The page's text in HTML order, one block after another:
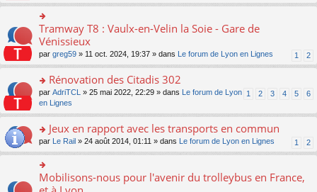
s
ult
er
le
m
e
s
s
g
o
n
lu
le
pl
u
o
n
ult
er
le
m
e
s
a
g
e
n
o
n
Tramway T8 : Vaulx-en-Velin la Soie - Gare de
Vénissieux
1 2
par greg59 » 11 oct. 2024, 19:37 » dans Le forum de Lyon en Lignes
o
n
s
er
le
m
e
s
s
Rénovation des Citadis 302
1 2 3 4 5 6
par AdriTCL » 25 mai 2022, 22:29 » dans
Le forum de Lyon
en Lignes
o
n
s
ult
er
Jeux en rapport avec les transports en commun
1 2
par Le Rail » 24 août 2014, 01:11 » dans Le forum de Lyon en Lignes
o
n
Mobilisons-nous pour l'avenir du trolleybus en France,